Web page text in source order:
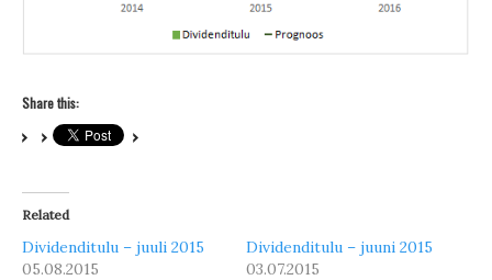
Share this:
Related
Dividenditulu – juuli 2015
05.08.2015
Dividenditulu – juuni 2015
03.07.2015